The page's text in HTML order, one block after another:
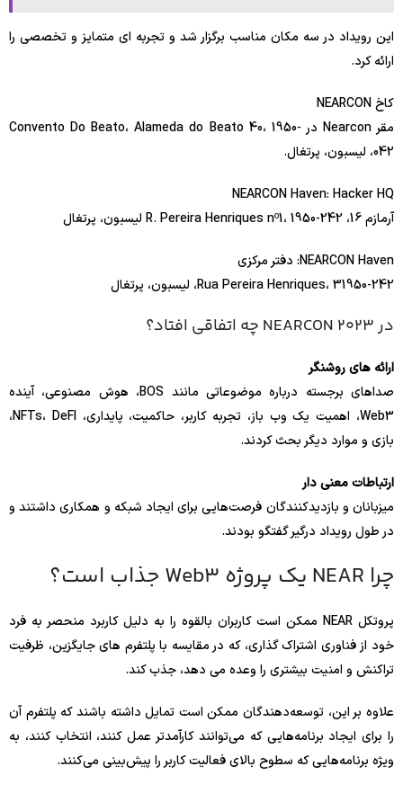
این رویداد در سه مکان مناسب برگزار شد و تجربه ای متمایز و تخصصی را
ارائه کرد.
کاخ NEARCON
مقر Nearcon در Convento Do Beato، Alameda do Beato 40، 1950-
042، لیسبون، پرتغال.
NEARCON Haven: Hacker HQ
آرمازم 16، R. Pereira Henriques nº1، 1950-242 لیسبون، پرتغال
NEARCON Haven: دفتر مرکزی
Rua Pereira Henriques، 31950-242، لیسبون، پرتغال
در NEARCON 2023 چه اتفاقی افتاد؟
ارائه های روشنگر
صداهای برجسته درباره موضوعاتی مانند BOS، هوش مصنوعی، آینده
Web3، اهمیت یک وب باز، تجربه کاربر، حاکمیت، پایداری، NFTs، DeFI،
بازی و موارد دیگر بحث کردند.
ارتباطات معنی دار
میزبانان و بازدیدکنندگان فرصت‌هایی برای ایجاد شبکه و همکاری داشتند و
در طول رویداد درگیر گفتگو بودند.
چرا NEAR یک پروژه Web3 جذاب است؟
پروتکل NEAR ممکن است کاربران بالقوه را به دلیل کاربرد منحصر به فرد
خود از فناوری اشتراک گذاری، که در مقایسه با پلتفرم های جایگزین، ظرفیت
تراکنش و امنیت بیشتری را وعده می دهد، جذب کند.
علاوه بر این، توسعه‌دهندگان ممکن است تمایل داشته باشند که پلتفرم آن
را برای ایجاد برنامه‌هایی که می‌توانند کارآمدتر عمل کنند، انتخاب کنند، به
ویژه برنامه‌هایی که سطوح بالای فعالیت کاربر را پیش‌بینی می‌کنند.